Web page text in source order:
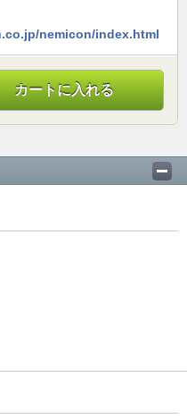
nemicon/index.html
カートに入れる